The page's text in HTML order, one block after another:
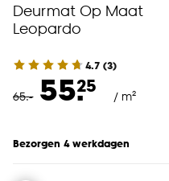
Deurmat Op Maat
Leopardo
4.7 (3)
65.- 55.25
/ m²
Bezorgen 4 werkdagen